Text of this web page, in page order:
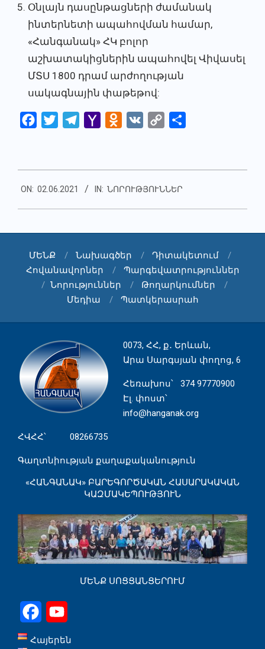
Օնլայն դասընթացների ժամանակ
ինտերնետի ապահովման համար,
«Հանգանակ» ՀԿ բոլոր
աշխատակիցներին ապահովել Վիվասել
ՄՏՍ 1800 դրամ արժողության
սակագնային փաթեթով:
Facebook
Twitter Telegram
Yahoo
Odnoklassniki
VK
Copy
06-
02
ON: 02.06.2021 IN: ՆՈՐՈՒԹՅՈՒՆՆԵՐ
ՄԵՆՔ Նախագծեր
Դիտակետում
Հովանավորներ
Պարգեվատրություններ
Նորություններ
Թողարկումներ
Մեդիա
Պատկերասրահ
0073, ՀՀ, ք․ Երևան,
Արա Սարգսյան փողոց, 6
Հեռախոս՝ 374 97770900
Էլ. փոստ՝
info@hanganak.org
ՀՎՀՀ՝ 08266735
Գաղտնիության քաղաքականություն
«ՀԱՆԳԱՆԱԿ» ԲԱՐԵԳՈՐԾԱԿԱՆ ՀԱՍԱՐԱԿԱԿԱՆ
ԿԱԶՄԱԿԵՊՈՒԹՅՈՒՆ
ՄԵՆՔ ՍՈՑՑԱՆՑԵՐՈՒՄ
Facebook
Հայերեն